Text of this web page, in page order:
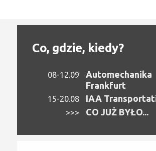
Co, gdzie, kiedy?
08-12.09
Automechanika
Frankfurt
15-20.08 IAA
>>> CO JUŻ BYŁO...